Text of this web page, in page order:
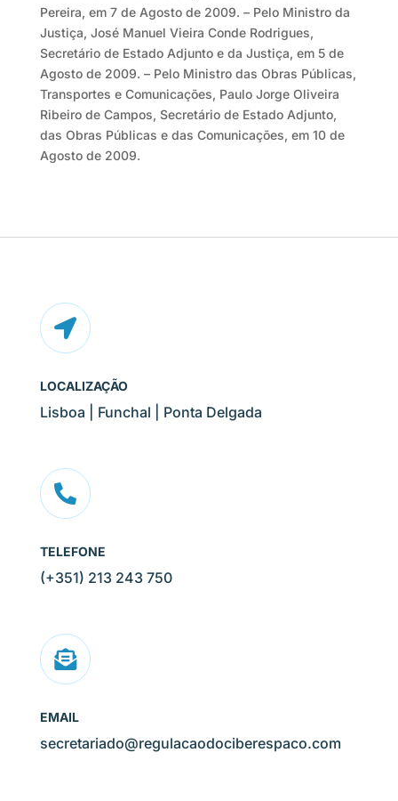
Pereira, em 7 de Agosto de 2009. – Pelo Ministro da
Justiça, José Manuel Vieira Conde Rodrigues,
Secretário de Estado Adjunto e da Justiça, em 5 de
Agosto de 2009. – Pelo Ministro das Obras Públicas,
Transportes e Comunicações, Paulo Jorge Oliveira
Ribeiro de Campos, Secretário de Estado Adjunto,
das Obras Públicas e das Comunicações, em 10 de
Agosto de 2009.

LOCALIZAÇÃO
Lisboa | Funchal | Ponta Delgada

TELEFONE
(+351) 213 243 750

EMAIL
secretariado@regulacaodociberespaco.com